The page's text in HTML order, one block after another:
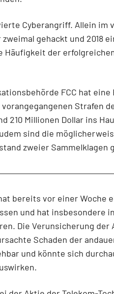
Cyberangriff. Allein im
gehackt und 2018
Häufigkeit der
FCC hat
Strafen
210 Millionen Dollar ins
sind die
zweier Sammelklagen
bereits vor einer Woche
und hat insbesondere
Die Verunsicherung der
Schaden der
und könnte sich